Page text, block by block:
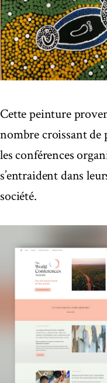
Cette peinture
nombre croissant de
les conférences
s’entraident dans
société.